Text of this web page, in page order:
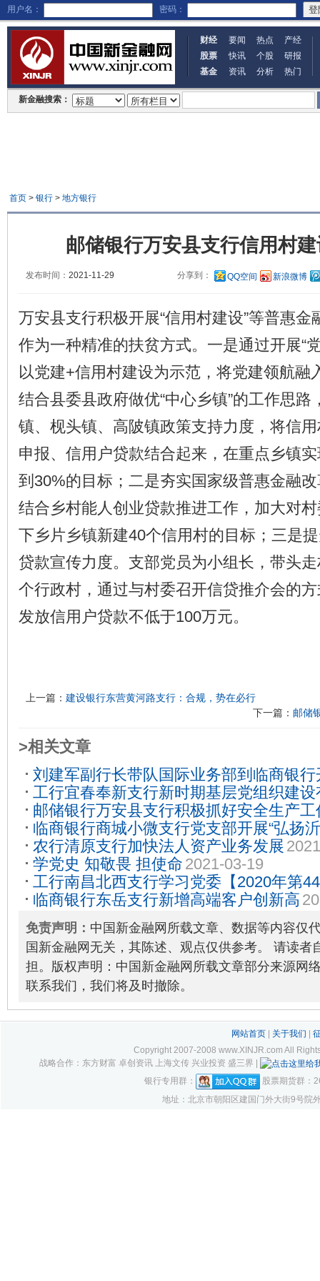
用户名： 密码：
财经 要闻 热点
产经
股票
快讯 个股
研报
基金
资讯 分析 热门
新金融搜索：
首页> 银行> 地方银行
邮储银行万安县支行信用村
发布时间： 2021-11-29 分享到： QQ空间 新浪微博
万安县支行积极开展“信用村建设”等普惠
作为一种精准的扶贫方式。一是通过开展“
以党建+信用村建设为示范，将党建领航融
结合县委县政府做优“中心乡镇”的工作思路
镇、枧头镇、高陂镇政策支持力度，将信
申报、信用户贷款结合起来，在重点乡镇
到30%的目标；二是夯实国家级普惠金融
结合乡村能人创业贷款推进工作，加大对
下乡片乡镇新建40个信用村的目标；三是
贷款宣传力度。支部党员为小组长，带头
个行政村，通过与村委召开信贷推介会的
发放信用户贷款不低于100万元。
上一篇： 建设银行东营黄河路支行：合规，势在必行
下一篇： 邮储
>相关文章
刘建军副行长带队国际业务部到临商银
题培训2021-09-28
工行宜春奉新支行新时期基层党组织建
17
邮储银行万安县支行积极抓好安全生产工
临商银行商城小微支行党支部开展“弘扬
使命”书记讲党课活动2021-05-27
农行清原支行加快法人资产业务发展
学党史 知敬畏 担使命 2021-03-19
工行南昌北西支行学习党委【2020年第
2021-01-05
临商银行东岳支行新增高端客户创新高
免责声明： 中国新金融网所载文章、数据等内容仅
国新金融网无关，其陈述、观点仅供参考。 请读者
担。版权声明：中国新金融网所载文章部分来源网
联系我们，我们将及时撤除。
网站首页| 关于我们
Copyright 2007-2008 www.XINJR.com All
战略合作：东方财富 卓创资讯 上海文传 兴业投资 盛三界 |
银行专用群：
股票期货群：
地址：北京市朝阳区建国门外大街9号院